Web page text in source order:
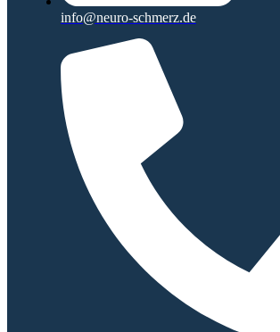
info@neuro-schmerz.de